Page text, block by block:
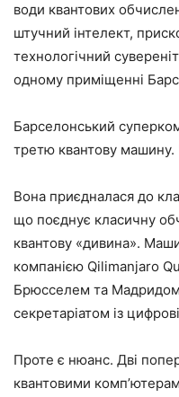
води квантових
штучний інтелект,
технологічний
одному приміщенні
Барселонський
третю квантову машину.
Вона приєдналася до
що поєднує класичну
квантову «дивина».
компанією Qilimanjaro
Брюсселем та
секретаріатом із
Проте є нюанс. Дві
квантовими